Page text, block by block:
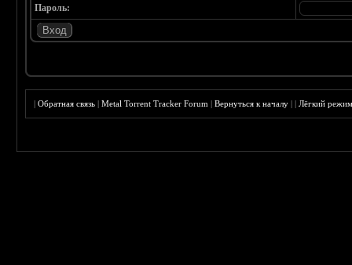
Пароль:
|Обратная связь |Metal Torrent Tracker Forum |Вернуться к началу ||Лёгкий